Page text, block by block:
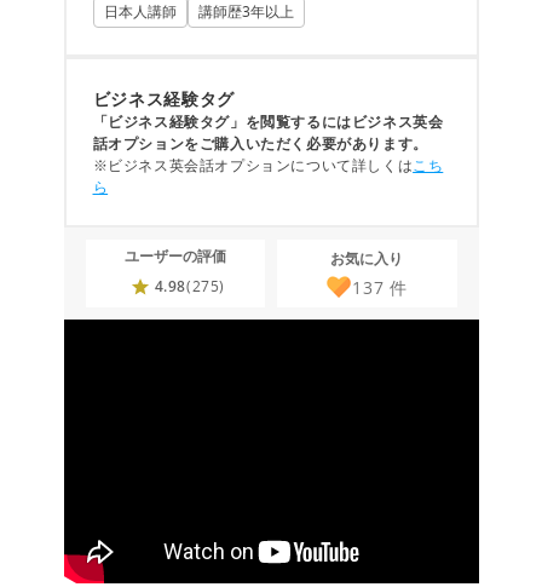
日本人講師 講師歴3年以上
ビジネス経験タグ
「ビジネス経験タグ」を閲覧するにはビジネス英会
話オプションをご購入いただく必要があります。
※ビジネス英会話オプションについて詳しくはこち
ら
ユーザーの評価
4.98(275)
お気に入り
137 件